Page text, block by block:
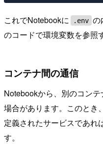
これでNotebookに .env の
のコードで環境変数を参照
コンテナ間の通信
Notebookから、別のコン
場合があります。このとき
定義されたサービスであれ
す。